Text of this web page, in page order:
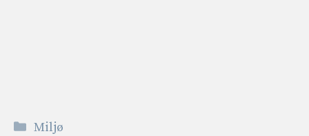
Kategorier
Miljø